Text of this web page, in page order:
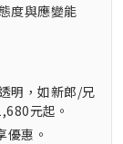
度與應變能
明，如新郎/兄
元起。
優惠。